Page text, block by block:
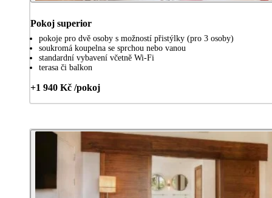
Pokoj superior
pokoje pro dvě osoby s možností přistýlky (pro 3 osoby)
soukromá koupelna se sprchou nebo vanou
standardní vybavení včetně Wi-Fi
terasa či balkon
+1 940 Kč /pokoj